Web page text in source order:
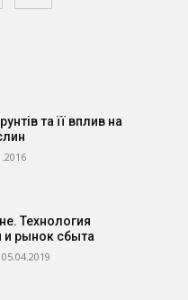
та її вплив на
Технология
рынок сбыта
05.04.2019